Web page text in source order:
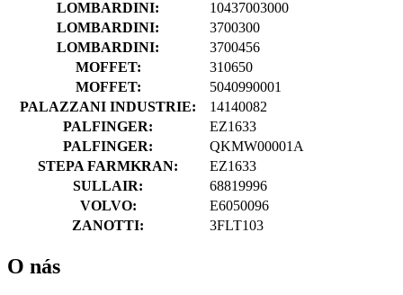
LOMBARDINI:
10437003000
LOMBARDINI:
3700300
LOMBARDINI:
3700456
MOFFET:
310650
MOFFET:
5040990001
PALAZZANI INDUSTRIE:
14140082
PALFINGER:
EZ1633
PALFINGER:
QKMW00001A
STEPA FARMKRAN:
EZ1633
SULLAIR:
68819996
VOLVO:
E6050096
ZANOTTI:
3FLT103
O nás